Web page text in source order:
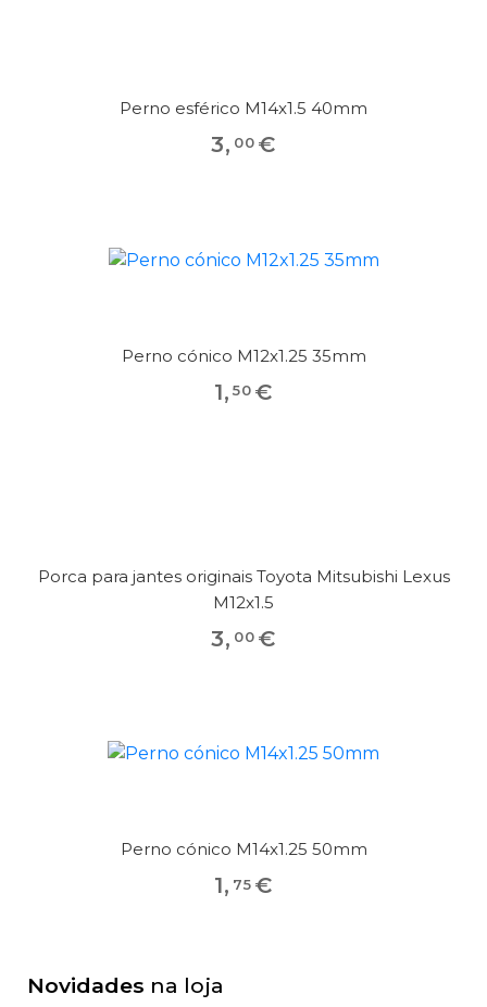
Perno esférico M14x1.5 40mm
3, 00 €
Perno cónico M12x1.25 35mm
1, 50 €
Porca para jantes originais Toyota Mitsubishi Lexus
M12x1.5
3, 00 €
Perno cónico M14x1.25 50mm
1, 75 €
Novidades na loja